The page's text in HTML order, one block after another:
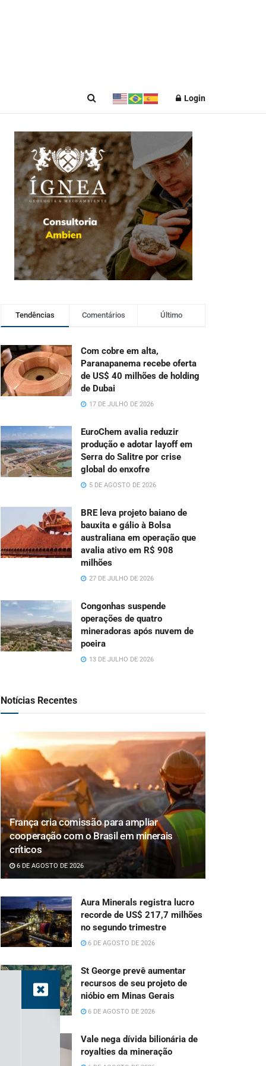
Login
Tendências Comentários Último
Com cobre em alta,
Paranapanema recebe oferta
de US$ 40 milhões de holding
de Dubai
17 DE JULHO DE 2026
EuroChem avalia reduzir
produção e adotar layoff em
Serra do Salitre por crise
global do enxofre
5 DE AGOSTO DE 2026
BRE leva projeto baiano de
bauxita e gálio à Bolsa
australiana em operação que
avalia ativo em R$ 908
milhões
27 DE JULHO DE 2026
Congonhas suspende
operações de quatro
mineradoras após nuvem de
poeira
13 DE JULHO DE 2026
Notícias Recentes
França cria comissão para ampliar
cooperação com o Brasil em minerais
críticos
6 DE AGOSTO DE 2026
Aura Minerals registra lucro
recorde de US$ 217,7 milhões
no segundo trimestre
6 DE AGOSTO DE 2026
St George prevê aumentar
recursos de seu projeto de
nióbio em Minas Gerais
6 DE AGOSTO DE 2026
Vale nega dívida bilionária de
royalties da mineração